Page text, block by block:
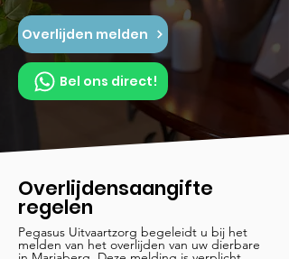
Overlijden melden
Bel ons direct!
Overlijdensaangifte
regelen
Pegasus Uitvaartzorg begeleidt u bij het
melden van het overlijden van uw dierbare